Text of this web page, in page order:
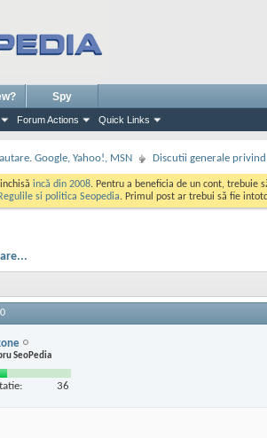
Forum Actions Quick Links
Spy
Google, Yahoo!, MSN Discutii generale
incă din 2008. Pentru a beneficia de un cont, trebuie
Regulile si politica Seopedia. Primul post ar trebui să fie
SeoPedia
36